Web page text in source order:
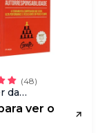
da
| Paulo Vieira
ver o